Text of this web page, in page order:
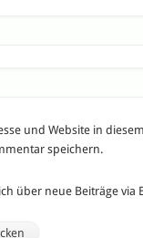
und Website in
speichern.
über neue Beiträge via